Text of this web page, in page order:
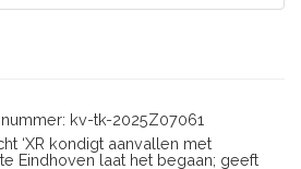
kv-tk-2025Z07061
‘XR kondigt aanvallen met
Eindhoven laat het begaan; geeft